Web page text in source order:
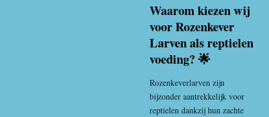
Waarom kiezen wij
voor Rozenkever
Larven als reptielen
voeding? 🌟
Rozenkeverlarven zijn
bijzonder aantrekkelijk voor
reptielen dankzij hun zachte